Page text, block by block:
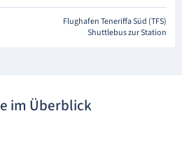
Flughafen Teneriffa Süd (TFS)
Shuttlebus zur Station
im Überblick